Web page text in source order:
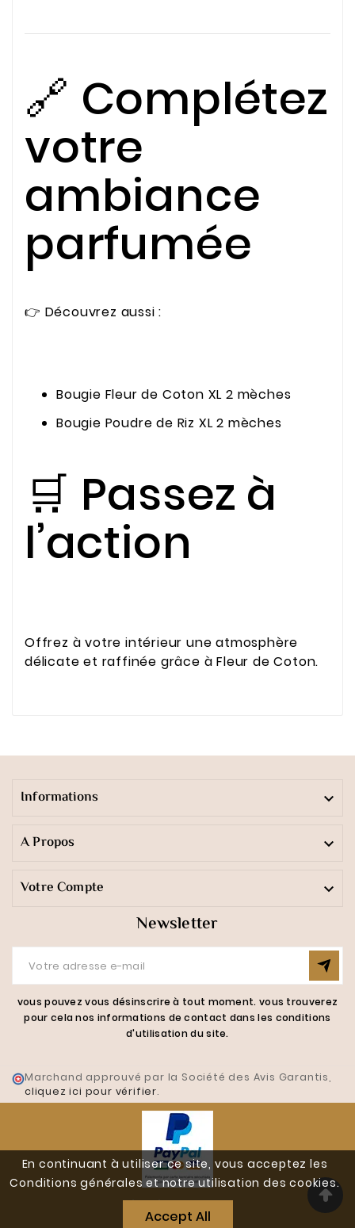
En continuant à utiliser ce site, vous acceptez les
Conditions générales et notre utilisation des cookies.
Accept All
🔗 Complétez
votre
ambiance
parfumée
👉 Découvrez aussi :
Bougie Fleur de Coton XL 2 mèches
Bougie Poudre de Riz XL 2 mèches
🛒 Passez à
l’action
Offrez à votre intérieur une atmosphère
délicate et raffinée grâce à Fleur de Coton.
Informations 
A Propos 
Votre Compte 
Newsletter
vous pouvez vous désinscrire à tout moment. vous trouverez
pour cela nos informations de contact dans les conditions
d'utilisation du site.
Marchand approuvé par la Société des Avis Garantis,
cliquez ici pour vérifier.
Réalisé Par J-W-D.fr